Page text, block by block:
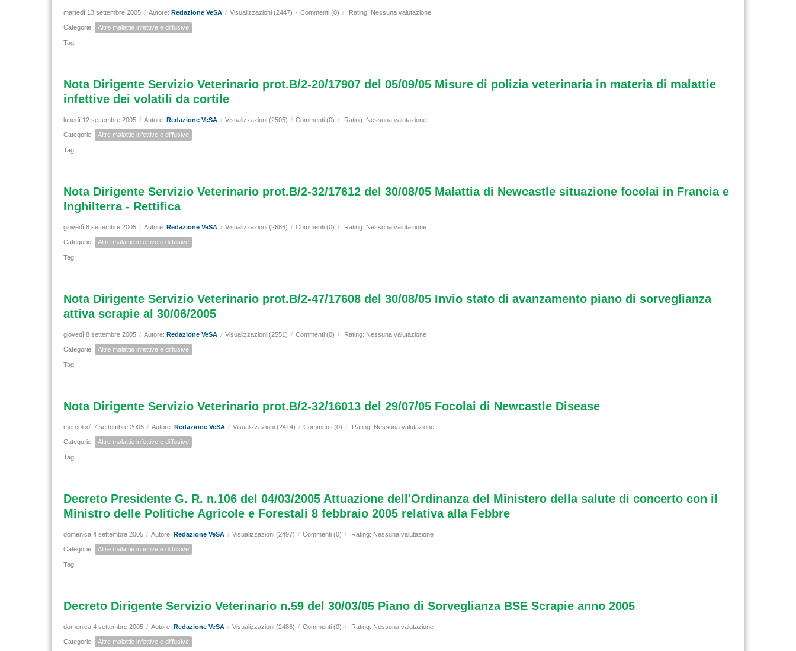
martedì 13 settembre 2005 / Autore: Redazione VeSA / Visualizzazioni (2447) / Commenti (0) / Rating: Nessuna valutazione
Categorie: Altre malattie infettive e diffusive
Tag:
Nota Dirigente Servizio Veterinario prot.B/2-20/17907 del 05/09/05 Misure di polizia veterinaria in materia di malattie
infettive dei volatili da cortile
lunedì 12 settembre 2005 / Autore: Redazione VeSA / Visualizzazioni (2505) / Commenti (0) / Rating: Nessuna valutazione
Categorie: Altre malattie infettive e diffusive
Tag:
Nota Dirigente Servizio Veterinario prot.B/2-32/17612 del 30/08/05 Malattia di Newcastle situazione focolai in Francia e
Inghilterra - Rettifica
giovedì 8 settembre 2005 / Autore: Redazione VeSA / Visualizzazioni (2686) / Commenti (0) / Rating: Nessuna valutazione
Categorie: Altre malattie infettive e diffusive
Tag:
Nota Dirigente Servizio Veterinario prot.B/2-47/17608 del 30/08/05 Invio stato di avanzamento piano di sorveglianza
attiva scrapie al 30/06/2005
giovedì 8 settembre 2005 / Autore: Redazione VeSA / Visualizzazioni (2551) / Commenti (0) / Rating: Nessuna valutazione
Categorie: Altre malattie infettive e diffusive
Tag:
Nota Dirigente Servizio Veterinario prot.B/2-32/16013 del 29/07/05 Focolai di Newcastle Disease
mercoledì 7 settembre 2005 / Autore: Redazione VeSA / Visualizzazioni (2414) / Commenti (0) / Rating: Nessuna valutazione
Categorie: Altre malattie infettive e diffusive
Tag:
Decreto Presidente G. R. n.106 del 04/03/2005 Attuazione dell'Ordinanza del Ministero della salute di concerto con il
Ministro delle Politiche Agricole e Forestali 8 febbraio 2005 relativa alla Febbre
domenica 4 settembre 2005 / Autore: Redazione VeSA / Visualizzazioni (2497) / Commenti (0) / Rating: Nessuna valutazione
Categorie: Altre malattie infettive e diffusive
Tag:
Decreto Dirigente Servizio Veterinario n.59 del 30/03/05 Piano di Sorveglianza BSE Scrapie anno 2005
domenica 4 settembre 2005 / Autore: Redazione VeSA / Visualizzazioni (2486) / Commenti (0) / Rating: Nessuna valutazione
Categorie: Altre malattie infettive e diffusive